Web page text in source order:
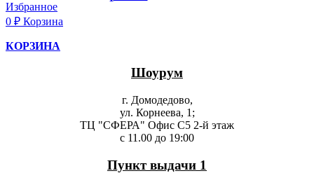
Избранное
0 ₽ Корзина
КОРЗИНА
Шоурум
г. Домодедово,
ул. Корнеева, 1;
ТЦ "СФЕРА" Офис С5 2-й этаж
с 11.00 до 19:00
Пункт выдачи 1